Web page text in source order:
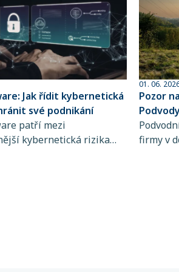
Jak řídit kybernetická
své podnikání
patří mezi
kybernetická rizika
01. 06.
Pozor
firmy v
chyba